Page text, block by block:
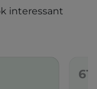
interessant